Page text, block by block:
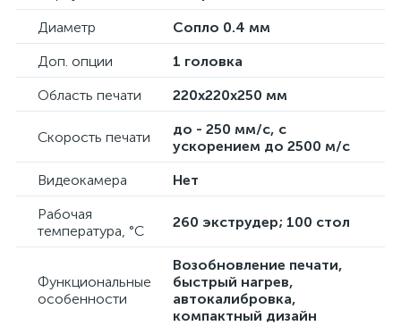
Диаметр
Сопло 0.4 мм
Доп. опции
1 головка
Область печати
220x220x250 мм
Скорость печати
до - 250 мм/с, с
ускорением до 2500 м/с
Видеокамера
Нет
Рабочая
температура, °C
260 экструдер; 100 стол
Функциональные
особенности
Возобновление печати,
быстрый нагрев,
автокалибровка,
компактный дизайн